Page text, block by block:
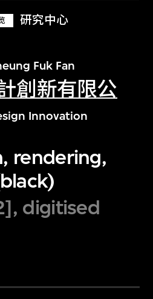
研究中心
Fuk Fan
創新有限公
Innovation
rendering,
digitised
十及二十一世纪视觉